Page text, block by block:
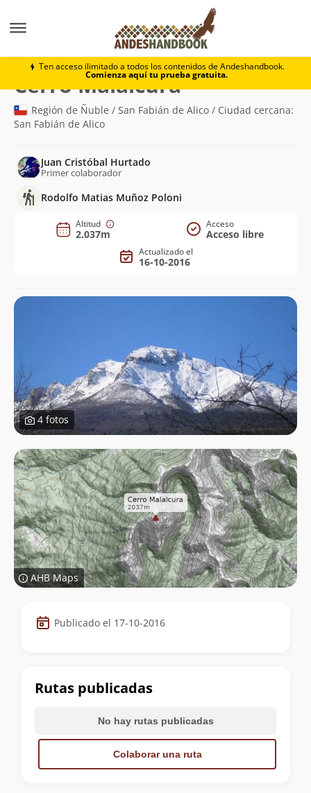
Ten acceso ilimitado a todos los contenidos de Andeshandbook.
Comienza aquí tu prueba gratuita.
Cerro Malalcura
Cerro Malalcura(2.037m)
Región de Ñuble / San Fabián de Alico / Ciudad cercana:
San Fabián de Alico
Juan Cristóbal Hurtado
Primer colaborador
Rodolfo Matias Muñoz Poloni
Altitud
2.037m
Acceso
Acceso libre
Actualizado el
16-10-2016
4 fotos
AHB Maps
Datos
de
cumbre
Publicado el 17-10-2016
Rutas publicadas
No hay rutas publicadas
Colaborar una ruta